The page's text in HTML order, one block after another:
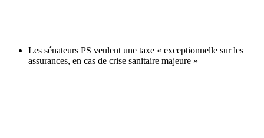
Les sénateurs PS veulent une taxe « exceptionnelle sur les
assurances, en cas de crise sanitaire majeure »